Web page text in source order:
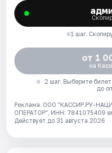
1 шаг.
от 1
на
2 шаг. Выберите
до
Реклама. ООО "КАССИР.РУ-
ОПЕРАТОР", ИНН: 7841075409
Действует до 31 августа 2026